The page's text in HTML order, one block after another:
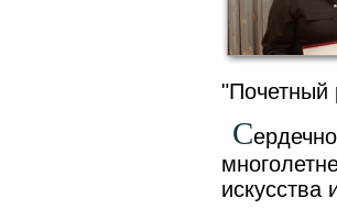
"Почетный
С
искусства